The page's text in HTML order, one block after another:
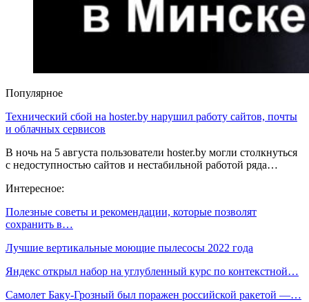
Популярное
Технический сбой на hoster.by нарушил работу сайтов, почты
и облачных сервисов
В ночь на 5 августа пользователи hoster.by могли столкнуться
с недоступностью сайтов и нестабильной работой ряда…
Интересное:
Полезные советы и рекомендации, которые позволят
сохранить в…
Лучшие вертикальные моющие пылесосы 2022 года
Яндекс открыл набор на углубленный курс по контекстной…
Самолет Баку-Грозный был поражен российской ракетой —…